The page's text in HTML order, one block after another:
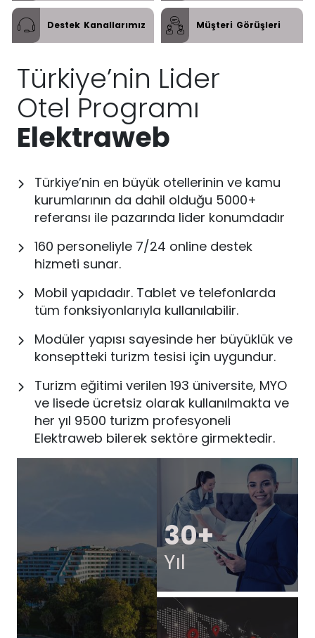
Destek Kanallarımız Müşteri Görüşleri
Türkiye’nin Lider
Otel Programı
Elektraweb
Türkiye’nin en büyük otellerinin ve kamu
kurumlarının da dahil olduğu 5000+
referansı ile pazarında lider konumdadır
160 personeliyle 7/24 online destek
hizmeti sunar.
Mobil yapıdadır. Tablet ve telefonlarda
tüm fonksiyonlarıyla kullanılabilir.
Modüler yapısı sayesinde her büyüklük ve
konseptteki turizm tesisi için uygundur.
Turizm eğitimi verilen 193 üniversite, MYO
ve lisede ücretsiz olarak kullanılmakta ve
her yıl 9500 turizm profesyoneli
Elektraweb bilerek sektöre girmektedir.
30+
Yıl